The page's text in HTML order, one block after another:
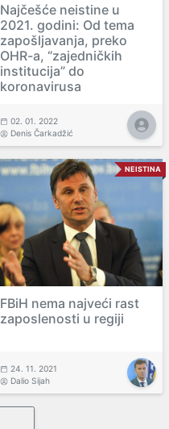
Najčešće neistine u
2021. godini: Od tema
zapošljavanja, preko
OHR-a, “zajedničkih
institucija” do
koronavirusa
02. 01. 2022
Denis Čarkadžić
NEISTINA
FBiH nema najveći rast
zaposlenosti u regiji
24. 11. 2021
Dalio Sijah